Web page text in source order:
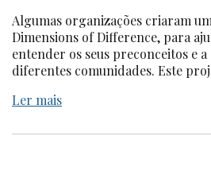
Algumas organizações criaram
Dimensions of Difference, para
entender os seus preconceitos e
diferentes comunidades. Este
Ler mais